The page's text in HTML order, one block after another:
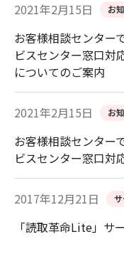
2021年2月15日 お
お客様相談センター
ビスセンター窓口対
についてのご案内
2021年2月15日 お
お客様相談センター
ビスセンター窓口対
2017年12月21日
「読取革命Lite」サ